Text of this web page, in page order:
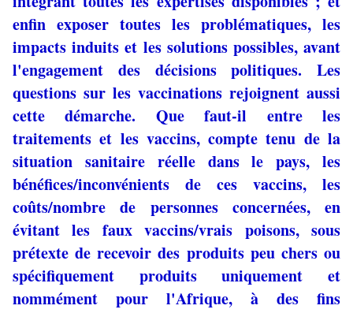
enfin exposer toutes les problématiques, les
impacts induits et les solutions possibles, avant
l'engagement des décisions politiques. Les
questions sur les vaccinations rejoignent aussi
cette démarche. Que faut-il entre les
traitements et les vaccins, compte tenu de la
situation sanitaire réelle dans le pays, les
bénéfices/inconvénients de ces vaccins, les
coûts/nombre de personnes concernées, en
évitant les faux vaccins/vrais poisons, sous
prétexte de recevoir des produits peu chers ou
spécifiquement produits uniquement et
nommément pour l'Afrique, à des fins